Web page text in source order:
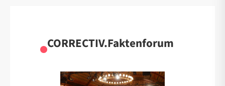
CORRECTIV.Faktenforum